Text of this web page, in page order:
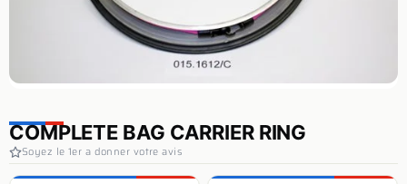
COMPLETE BAG CARRIER RING
Soyez le 1er a donner votre avis